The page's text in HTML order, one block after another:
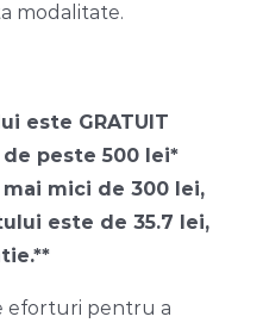
modalitate.
este GRATUIT
peste 500 lei*
mici de 300 lei,
este de 35.7 lei,
eforturi pentru a